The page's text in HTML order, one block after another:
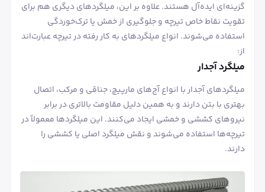
گزینه‌ای ایده‌آل هستند. علاوه بر این، میلگردهای دیگری هم برای
تقویت نقاط خاص تیرچه و جلوگیری از خمش یا ترک‌خوردگی
استفاده می‌شوند. انواع میلگردهای به کار رفته در تیرچه عبارت‌اند
از:
میلگرد آجدار
میلگردهای آجدار با انواع آج‌های مارپیچ، جناقی و مرکب، اتصال
بهتری با بتن دارند و به همین دلیل مقاومت بالاتری در برابر
نیروهای کششی و خمشی ایجاد می‌کنند. این میلگردها معمولاً در
تیرچه‌ها استفاده می‌شوند و نقش میلگرد اصلی یا کششی را
دارند.